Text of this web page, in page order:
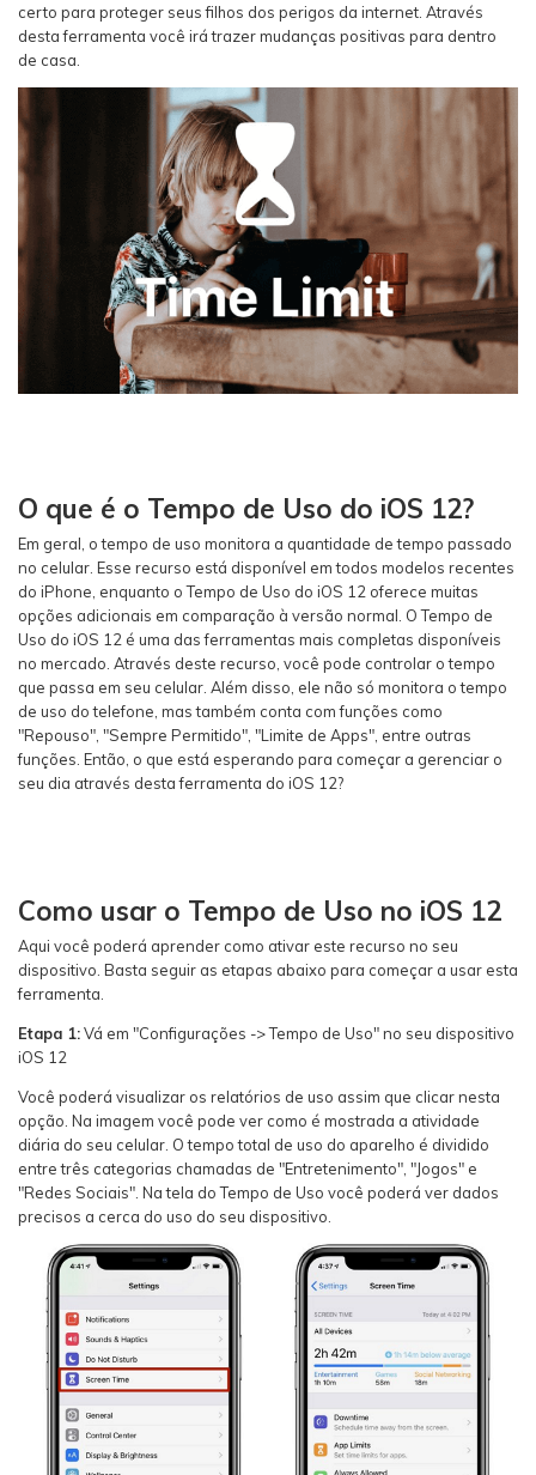
certo para proteger seus filhos dos perigos da internet. Através
desta ferramenta você irá trazer mudanças positivas para dentro
de casa.
O que é o Tempo de Uso do iOS 12?
Em geral, o tempo de uso monitora a quantidade de tempo passado
no celular. Esse recurso está disponível em todos modelos recentes
do iPhone, enquanto o Tempo de Uso do iOS 12 oferece muitas
opções adicionais em comparação à versão normal. O Tempo de
Uso do iOS 12 é uma das ferramentas mais completas disponíveis
no mercado. Através deste recurso, você pode controlar o tempo
que passa em seu celular. Além disso, ele não só monitora o tempo
de uso do telefone, mas também conta com funções como
"Repouso", "Sempre Permitido", "Limite de Apps", entre outras
funções. Então, o que está esperando para começar a gerenciar o
seu dia através desta ferramenta do iOS 12?
Como usar o Tempo de Uso no iOS 12
Aqui você poderá aprender como ativar este recurso no seu
dispositivo. Basta seguir as etapas abaixo para começar a usar esta
ferramenta.
Etapa 1:Vá em "Configurações -> Tempo de Uso" no seu dispositivo
iOS 12
Você poderá visualizar os relatórios de uso assim que clicar nesta
opção. Na imagem você pode ver como é mostrada a atividade
diária do seu celular. O tempo total de uso do aparelho é dividido
entre três categorias chamadas de "Entretenimento", "Jogos" e
"Redes Sociais". Na tela do Tempo de Uso você poderá ver dados
precisos a cerca do uso do seu dispositivo.